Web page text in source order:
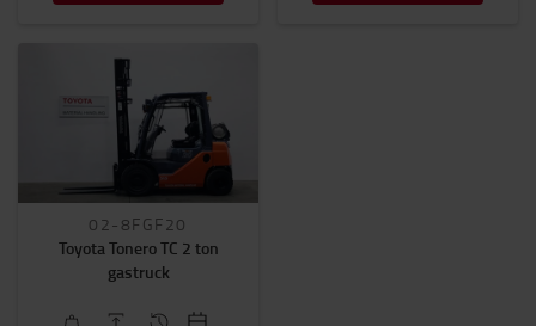
02-8FGF20
Toyota Tonero TC 2 ton
gastruck